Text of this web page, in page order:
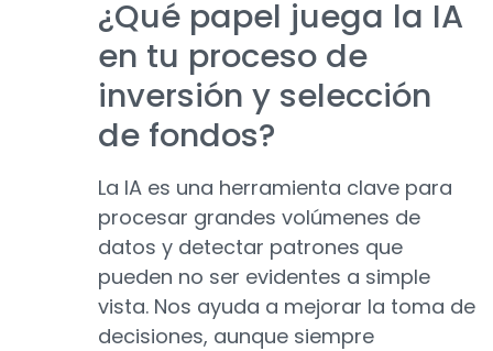
¿Qué papel juega la IA
en tu proceso de
inversión y selección
de fondos?
La IA es una herramienta clave para
procesar grandes volúmenes de
datos y detectar patrones que
pueden no ser evidentes a simple
vista. Nos ayuda a mejorar la toma de
decisiones, aunque siempre